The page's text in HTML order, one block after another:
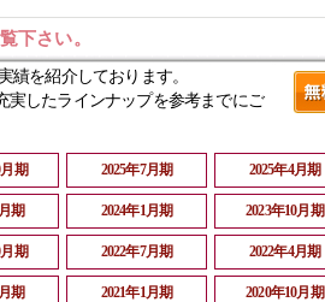
下さい。
績を紹介しております。
実したラインナップを参考までにご
月期 2025年7月期 2025年4月期
期 2024年1月期 2023年10月期
月期 2022年7月期 2022年4月期
期 2021年1月期 2020年10月期